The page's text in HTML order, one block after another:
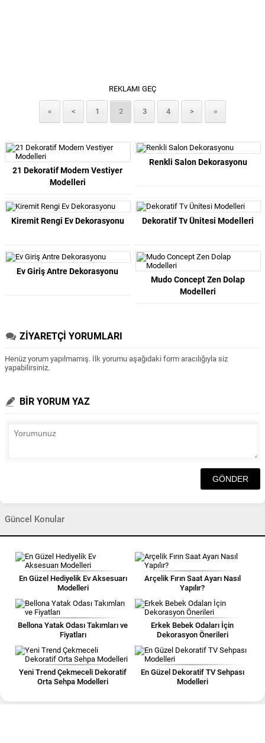
REKLAMI GEÇ
« < 1 2 3 4 > »
21 Dekoratif Modern Vestiyer
Modelleri
Renkli Salon Dekorasyonu
Kiremit Rengi Ev Dekorasyonu Dekoratif Tv Ünitesi Modelleri
Ev Giriş Antre Dekorasyonu
Mudo Concept Zen Dolap
Modelleri
ZİYARETÇİ YORUMLARI
Henüz yorum yapılmamış. İlk yorumu aşağıdaki form aracılığıyla siz
yapabilirsiniz.
BİR YORUM YAZ
Güncel Konular
En Güzel Hediyelik Ev Aksesuarı
Modelleri
Arçelik Fırın Saat Ayarı Nasıl
Yapılır?
Bellona Yatak Odası Takımları ve
Fiyatları
Erkek Bebek Odaları İçin
Dekorasyon Önerileri
Yeni Trend Çekmeceli Dekoratif
Orta Sehpa Modelleri
En Güzel Dekoratif TV Sehpası
Modelleri